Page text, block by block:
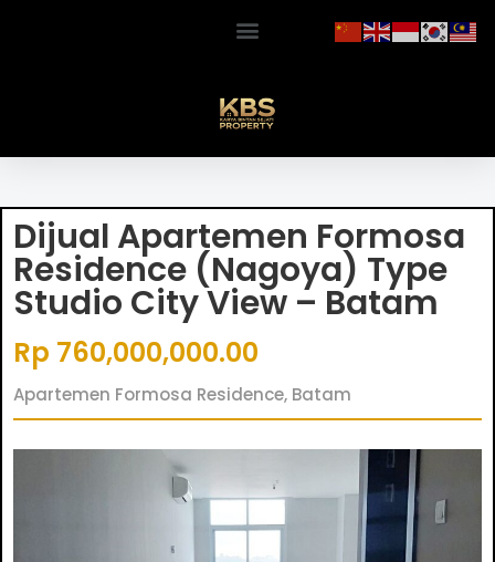
Dijual Apartemen Formosa
Residence (Nagoya) Type
Studio City View – Batam
Rp 760,000,000.00
Apartemen Formosa Residence, Batam